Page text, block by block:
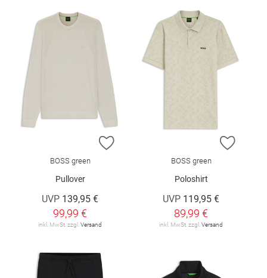
ZUR WUNSCHLISTE HINZUFÜGEN
BOSS green
Pullover
UVP 139,95 €
99,99 €
inkl. MwSt. zzgl.Versand
ZUR
BOSS green
Poloshirt
UVP 119,95 €
89,99 €
inkl. MwSt. zzgl.Versand